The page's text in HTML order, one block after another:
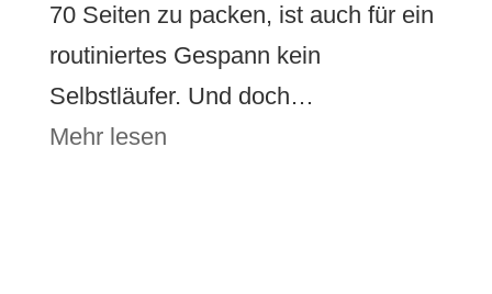
70 Seiten zu packen, ist auch für ein
routiniertes Gespann kein
Selbstläufer. Und doch…
Mehr lesen